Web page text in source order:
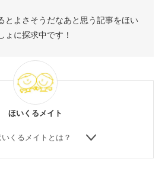
とよさそうだなあと思う記事をほい
ょに探求中です！
ほいくるメイト
いくるメイトとは？